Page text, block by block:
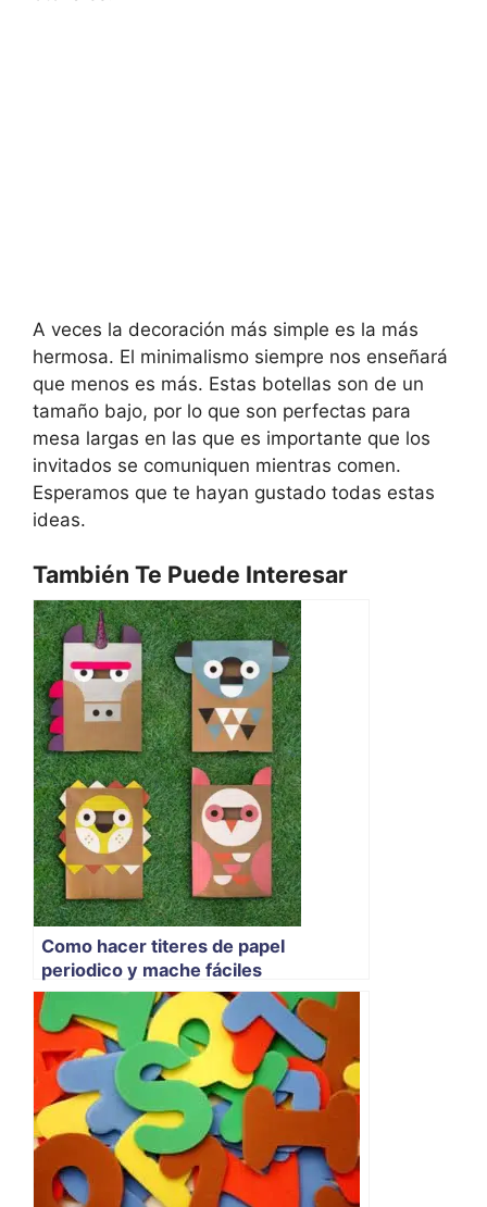
A veces la decoración más simple es la más
hermosa. El minimalismo siempre nos enseñará
que menos es más. Estas botellas son de un
tamaño bajo, por lo que son perfectas para
mesa largas en las que es importante que los
invitados se comuniquen mientras comen.
Esperamos que te hayan gustado todas estas
ideas.
También Te Puede Interesar
Como hacer titeres de papel
periodico y mache fáciles